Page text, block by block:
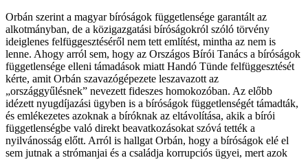
Orbán szerint a magyar bíróságok függetlensége garantált az
alkotmányban, de a közigazgatási bíróságokról szóló törvény
ideiglenes felfüggesztéséről nem tett említést, mintha az nem is
lenne. Ahogy arról sem, hogy az Országos Bírói Tanács a bíróságok
függetlensége elleni támadások miatt Handó Tünde felfüggesztését
kérte, amit Orbán szavazógépezete leszavazott az
„országgyűlésnek” nevezett fideszes homokozóban. Az előbb
idézett nyugdíjazási ügyben is a bíróságok függetlenségét támadták,
és emlékezetes azoknak a bíróknak az eltávolítása, akik a bírói
függetlenségbe való direkt beavatkozásokat szóvá tették a
nyilvánosság előtt. Arról is hallgat Orbán, hogy a bíróságok elé el
sem jutnak a strómanjai és a családja korrupciós ügyei, mert azok